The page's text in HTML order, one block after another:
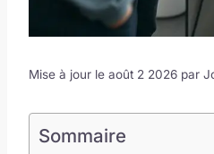
Mise à jour le août 2 2026 par
Sommaire